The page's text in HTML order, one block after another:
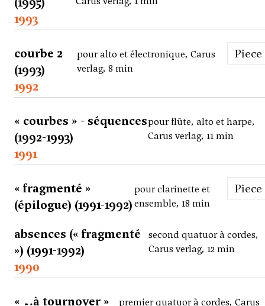
1993
courbe 2
(1993)
pour alto et électronique, Carus
verlag, 8 min
Piece
1992
« courbes » - séquences
(1992-1993)
pour flûte, alto et harpe,
Carus verlag, 11 min
1991
« fragmenté »
(épilogue) (1991-1992)
pour clarinette et
ensemble, 18 min
Piece
absences (« fragmenté
») (1991-1992)
second quatuor à cordes,
Carus verlag, 12 min
1990
« …à tournoyer » premier quatuor à cordes, Carus